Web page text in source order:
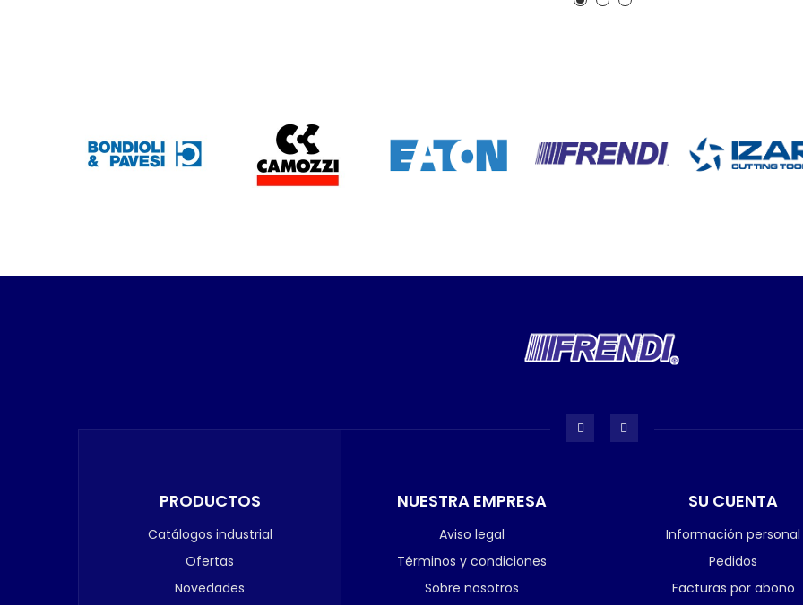
PRODUCTOS
Catálogos industrial
Ofertas
Novedades
NUESTRA EMPRESA
Aviso legal
Términos y condiciones
Sobre nosotros
SU CUENTA
Información personal
Pedidos
Facturas por abono